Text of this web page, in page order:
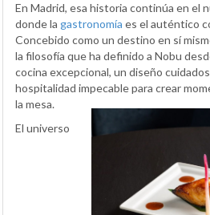
En Madrid, esa historia continúa en el
donde la gastronomía es el auténtico
Concebido como un destino en sí
la filosofía que ha definido a Nobu
cocina excepcional, un diseño
hospitalidad impecable para crear
la mesa.
El universo